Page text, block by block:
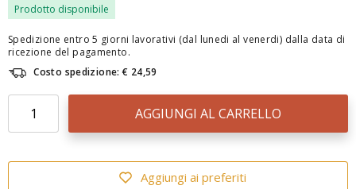
Prodotto disponibile
Spedizione entro 5 giorni lavorativi (dal lunedi al venerdi) dalla data di
ricezione del pagamento.
Costo spedizione: € 24,59
AGGIUNGI AL CARRELLO
Aggiungi ai preferiti